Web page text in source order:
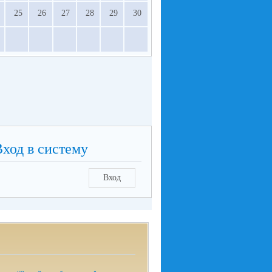
25 26 27 28 29 30
в систему
Вход